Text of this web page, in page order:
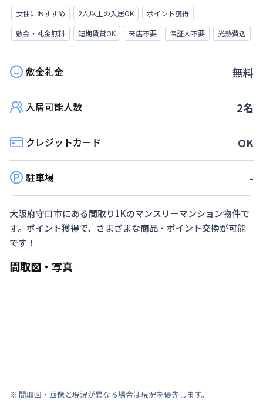
女性におすすめ 2人以上の入居OK
ポイント獲得
敷金・礼金無料
短期賃貸OK 来店不要 保証人不要 光熱費込
敷金礼金 無料
入居可能人数 2名
クレジットカード OK
駐車場 -
大阪府守口市にある間取り1Kのマンスリーマンション物件で
す。ポイント獲得で、さまざまな商品・ポイント交換が可能
です！
間取図・写真
※ 間取図・画像と現況が異なる場合は現況を優先します。